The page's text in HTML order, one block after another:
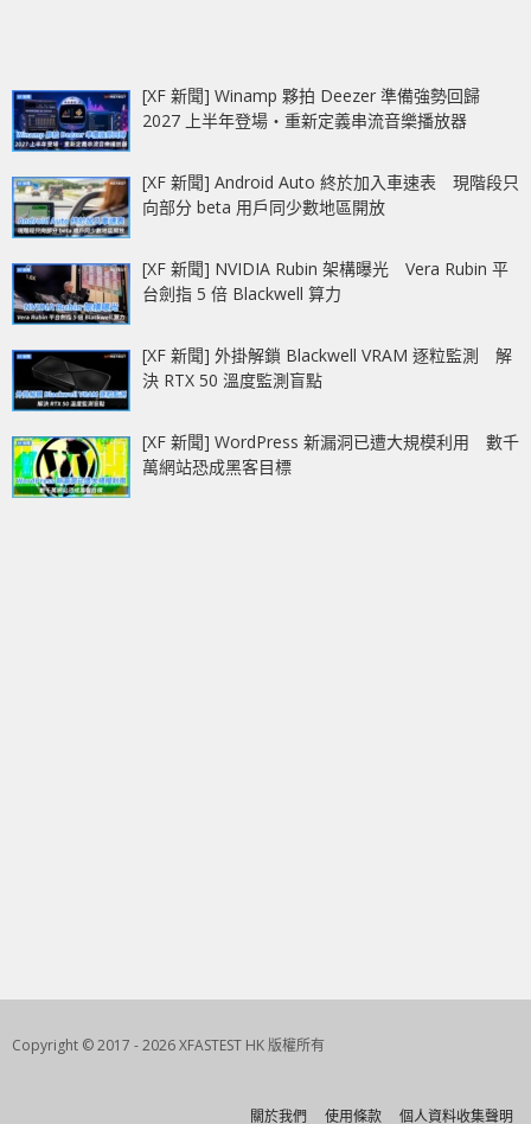
[XF 新聞] Winamp 夥拍 Deezer 準備強勢回歸
2027 上半年登場‧重新定義串流音樂播放器
[XF 新聞] Android Auto 終於加入車速表 現階段只
向部分 beta 用戶同少數地區開放
[XF 新聞] NVIDIA Rubin 架構曝光 Vera Rubin 平
台劍指 5 倍 Blackwell 算力
[XF 新聞] 外掛解鎖 Blackwell VRAM 逐粒監測 解
決 RTX 50 溫度監測盲點
[XF 新聞] WordPress 新漏洞已遭大規模利用 數千
萬網站恐成黑客目標
Copyright © 2017 - 2026 XFASTEST HK 版權所有
關於我們 使用條款 個人資料收集聲明